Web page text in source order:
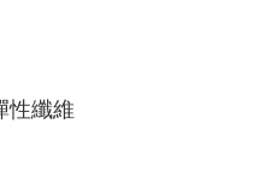
性纖維